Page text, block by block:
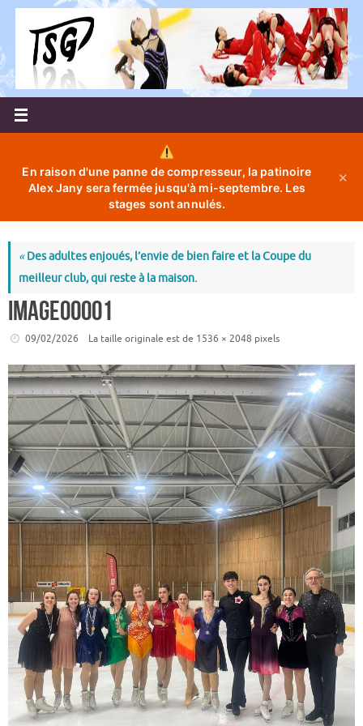
Passer
contenu
En raison d'une panne de compresseur, la patinoire
Alex Jany sera fermée jusqu'à mi-septembre. Les
stages sont annulés.
✕
«Des adultes enjoués, l’envie de bien faire et la Coupe du
meilleur club, qui reste à la maison.
image00001
09/02/2026 La taille originale est de 1536 × 2048 pixels